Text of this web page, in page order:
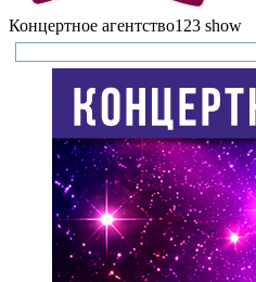
Концертное агентство123 show